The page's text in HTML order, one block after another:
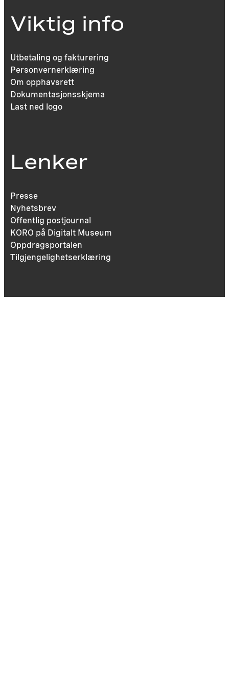
Viktig info
Utbetaling og fakturering
Personvernerklæring
Om opphavsrett
Dokumentasjonsskjema
Last ned logo
Lenker
Presse
Nyhetsbrev
Offentlig postjournal
KORO på Digitalt Museum
Oppdragsportalen
Tilgjengelighetserklæring